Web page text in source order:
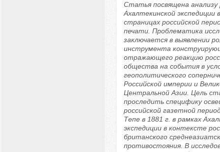
Статья посвящена анализу
Ахалтекинской экспедиции
страницах российской
печати. Проблематика
заключается в выявлении
инструмента
отражающего реакцию
общества на события в
геополитического
Российской империи и
Центральной Азии. Цель
проследить специфику
российской газетной
Тепе в 1881 г. в рамках
экспедиции в контексте
британского
противостояния. В